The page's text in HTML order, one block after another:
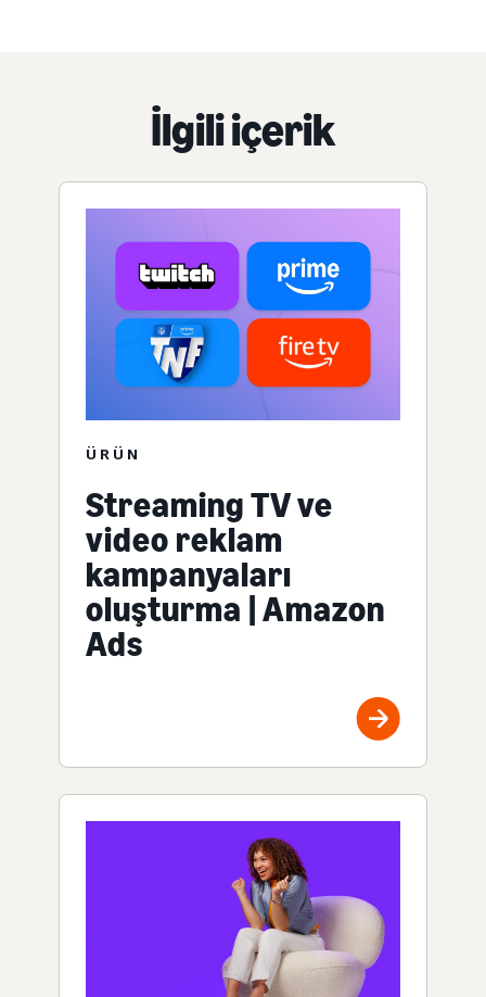
İlgili içerik
ÜRÜN
Streaming TV ve
video reklam
kampanyaları
oluşturma | Amazon
Ads